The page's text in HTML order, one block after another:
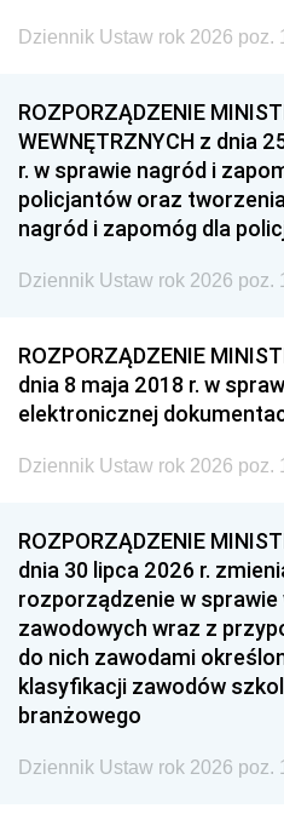
Dziennik Ustaw rok 2026 poz.
ROZPORZĄDZENIE
WEWNĘTRZNYCH z dnia
r. w sprawie nagród i
policjantów oraz
nagród i zapomóg dla
Dziennik Ustaw rok 2026 poz.
ROZPORZĄDZENIE
dnia 8 maja 2018 r. w
elektronicznej
Dziennik Ustaw rok 2026 poz.
ROZPORZĄDZENIE
dnia 30 lipca 2026 r.
rozporządzenie w sprawie
zawodowych wraz z
do nich zawodami
klasyfikacji zawodów
branżowego
Dziennik Ustaw rok 2026 poz.